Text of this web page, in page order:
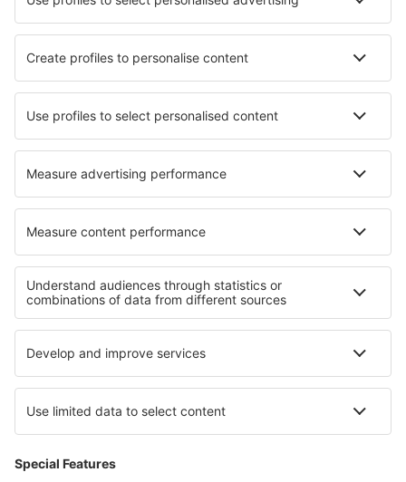
Hoteluri în Locoal-Mendon Hoteluri în Escalante
Hoteluri în Naryn Hoteluri în Berkeley Springs
Hoteluri în Lagundo Hoteluri în Bruck in der Oberpfalz
Cele mai bune hoteluri - regiuni
Hoteluri in Austria Superioar Hoteluri in Saalfelden Leogang
Hoteluri in Stubaital Hoteluri in Wachau
Hoteluri in Faaker See Hoteluri în Belize
Hoteluri În Mures județul
Hoteluri în East Grand Bahama